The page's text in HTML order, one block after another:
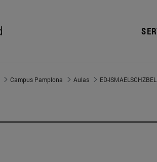
Campus Pamplona Aulas ED-